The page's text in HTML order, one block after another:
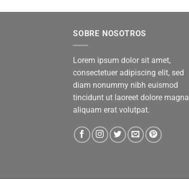
SOBRE NOSOTROS
Lorem ipsum dolor sit amet,
consectetuer adipiscing elit, sed
diam nonummy nibh euismod
tincidunt ut laoreet dolore magna
aliquam erat volutpat.